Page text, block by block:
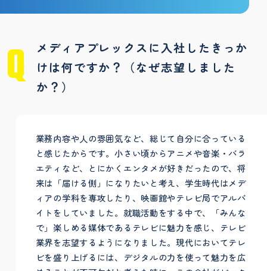
メディアプレックスに入社したきっか
けは何ですか？（なぜ志望しました
か？）
業務内容や人の雰囲気など、総じて自分に合っている
と感じたからです。小さい頃からアニメや音楽・バラ
エティなど、とにかくエンタメが好きだったので、将
来は「届ける側」になりたいと考え、学生時代はメデ
ィアの学科を専攻したり、映画館やテレビ局でアルバ
イトをしていました。就職活動をする中で、「みんな
で」楽しめる媒体であるテレビに魅力を感じ、テレビ
業界を志望するようになりました。現代においてテレ
ビを盛り上げるには、デジタルの力を使って魅力を広